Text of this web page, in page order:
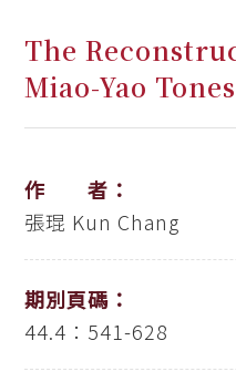
The
Miao-Yao Tones
作 者：
張琨 Kun Chang
期別頁碼：
44.4：541-628